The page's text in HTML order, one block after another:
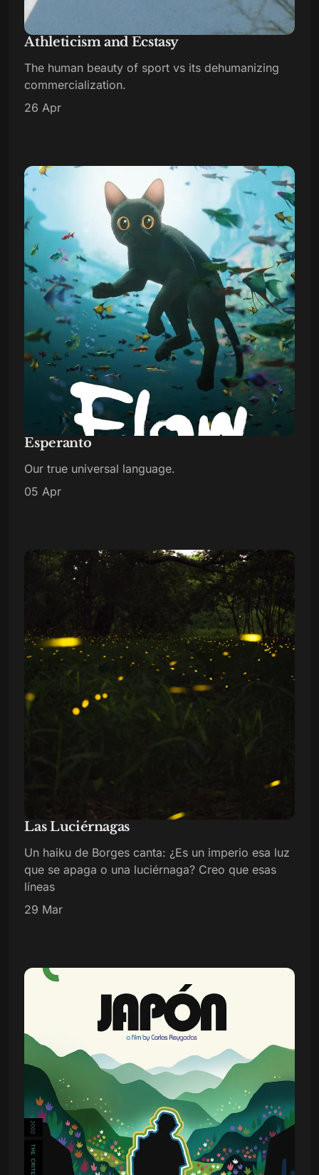
Athleticism and Ecstasy
The human beauty of sport vs its dehumanizing
commercialization.
26 Apr
Esperanto
Our true universal language.
05 Apr
Las Luciérnagas
Un haiku de Borges canta: ¿Es un imperio esa luz
que se apaga o una luciérnaga? Creo que esas
líneas
29 Mar